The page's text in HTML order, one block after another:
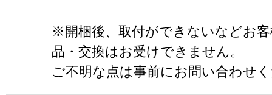
※開梱後、取付ができないなどお
品・交換はお受けできません。
ご不明な点は事前にお問い合わせ